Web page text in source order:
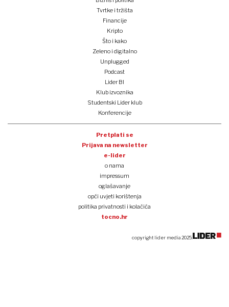
Tvrtke i tržišta
Financije
Kripto
Što i kako
Zeleno i digitalno
Unplugged
Podcast
Lider BI
Klub izvoznika
Studentski Lider klub
Konferencije
Pretplati se
Prijava na newsletter
e-lider
o nama
impressum
oglašavanje
opći uvjeti korištenja
politika privatnosti i kolačića
tocno.hr
copyright lider media 2025.